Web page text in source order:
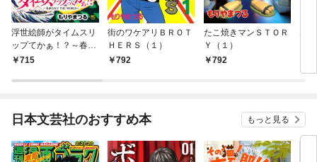
浮世絵師がタイムスリ
ップてかぁ！？～春画
SAVE THE WORLD～
715
街のワケアリＢＲＯＴ
ＨＥＲＳ（１）
792
たこ焼きマンＳＴＯＲ
Ｙ（１）
792
な
日本文芸社のおすすめ本 もっと見る